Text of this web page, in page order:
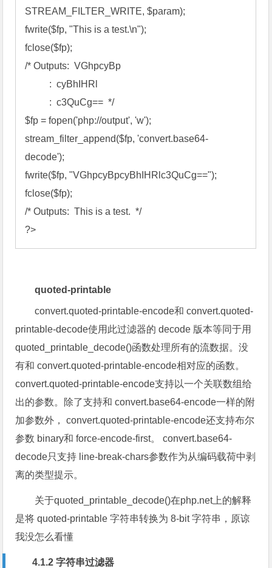
STREAM_FILTER_WRITE, $param
fwrite($fp, "This is a test.\n"
fclose($fp
/* Outputs:  VGhpcyBp
          :  c3QuCg==
*/
$fp = fopen('php://output', 'w'
stream_filter_append($fp, 'convert.base64-
decode'
fwrite($fp, "VGhpcyBpcyBhIHRlc3QuCg=="
fclose($fp
/* Outputs:  This is a test. */
?>
quoted-printable
convert.quoted-printable-encode和 convert.quoted-
printable-decode使用此过滤器的 decode 版本等同于用
quoted_printable_decode()函数处理所有的流数据。没
有和 convert.quoted-printable-encode相对应的函数。
convert.quoted-printable-encode支持以一个关联数组给
出的参数。除了支持和 convert.base64-encode一样的附
加参数外， convert.quoted-printable-encode还支持布尔
参数 binary和 force-encode-first。 convert.base64-
decode只支持 line-break-chars参数作为从编码载荷中剥
离的类型提示。
关于quoted_printable_decode()在php.net上的解释
是将 quoted-printable 字符串转换为 8-bit 字符串，原谅
我没怎么看懂
4.1.2 字符串过滤器